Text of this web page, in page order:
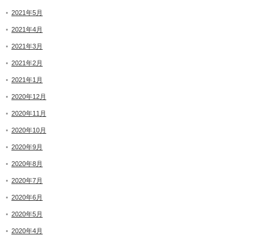
2021年5月
2021年4月
2021年3月
2021年2月
2021年1月
2020年12月
2020年11月
2020年10月
2020年9月
2020年8月
2020年7月
2020年6月
2020年5月
2020年4月